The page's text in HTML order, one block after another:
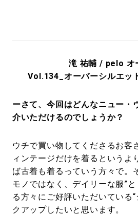
滝 祐輔 / pelo オ
Vol.134_オーバーシルエッ
ーさて、今回はどんなニュー・
介いただけるのでしょうか？
ウチで買い物してくださるお客
ィンテージだけを着るというよ
ば古着も着るっていう方々で。
モノではなく、デイリーな服”
る方々にご好評いただいている
クアップしたいと思います。